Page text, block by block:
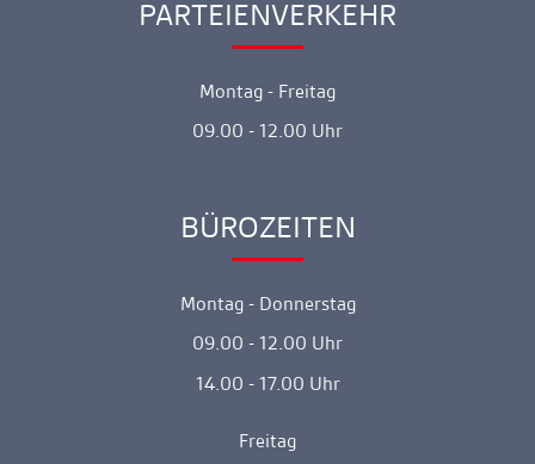
Ankerlink
PARTEIENVERKEHR
Montag - Freitag
09.00 - 12.00 Uhr
Ankerlink
BÜROZEITEN
Montag - Donnerstag
09.00 - 12.00 Uhr
14.00 - 17.00 Uhr
Freitag